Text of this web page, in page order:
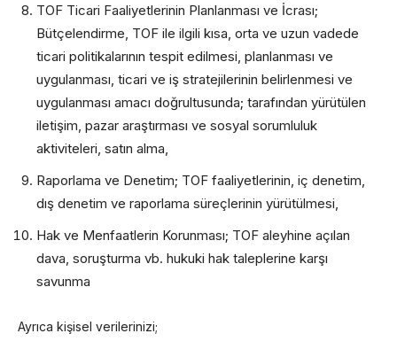
TOF Ticari Faaliyetlerinin Planlanması ve İcrası;
Bütçelendirme, TOF ile ilgili kısa, orta ve uzun vadede
ticari politikalarının tespit edilmesi, planlanması ve
uygulanması, ticari ve iş stratejilerinin belirlenmesi ve
uygulanması amacı doğrultusunda; tarafından yürütülen
iletişim, pazar araştırması ve sosyal sorumluluk
aktiviteleri, satın alma,
Raporlama ve Denetim; TOF faaliyetlerinin, iç denetim,
dış denetim ve raporlama süreçlerinin yürütülmesi,
Hak ve Menfaatlerin Korunması; TOF aleyhine açılan
dava, soruşturma vb. hukuki hak taleplerine karşı
savunma
Ayrıca kişisel verilerinizi;